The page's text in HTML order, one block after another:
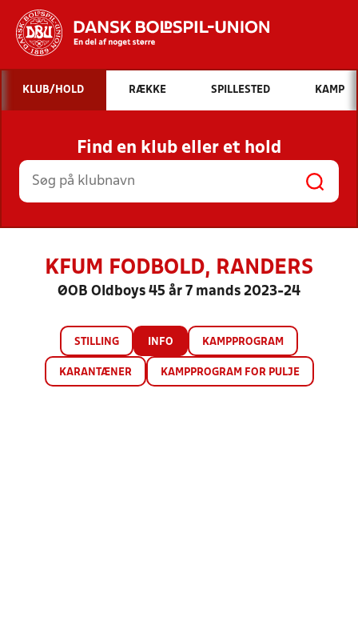
Hvad vil du søge efter?
INDHOLD OG NYHEDER
STILLINGER, RESULTATER, KLUBBER OG
HOLD
KLUB/HOLD RÆKKE SPILLESTED KAMP
Find en klub eller et hold
KFUM FODBOLD, RANDERS
ØOB Oldboys 45 år 7 mands 2023-24
STILLING INFO KAMPPROGRAM
KARANTÆNER KAMPPROGRAM FOR PULJE